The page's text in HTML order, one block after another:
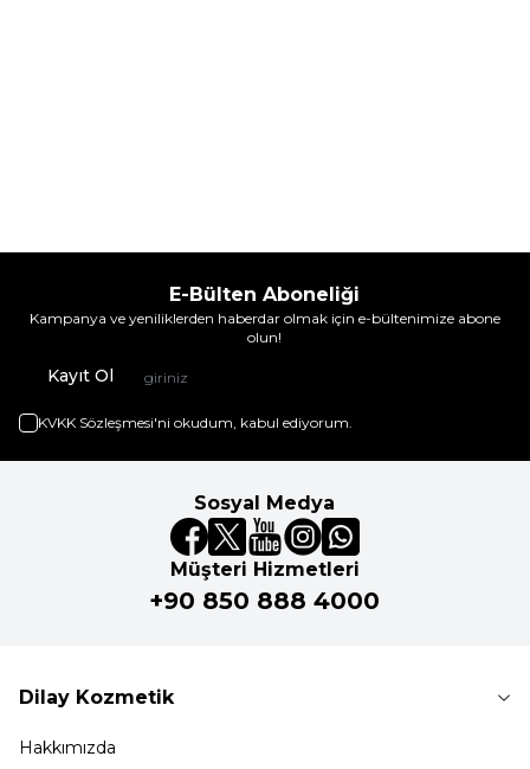
E-Bülten Aboneliği
Kampanya ve yeniliklerden haberdar olmak için e-bültenimize abone
olun!
Kayıt Ol
KVKK Sözleşmesi'ni okudum, kabul ediyorum.
Sosyal Medya
Müşteri Hizmetleri
+90 850 888 4000
Dilay Kozmetik
Hakkımızda